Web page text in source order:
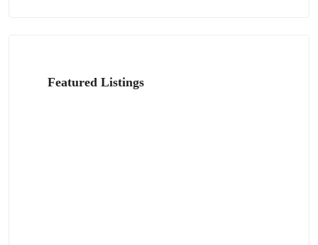
Featured Listings